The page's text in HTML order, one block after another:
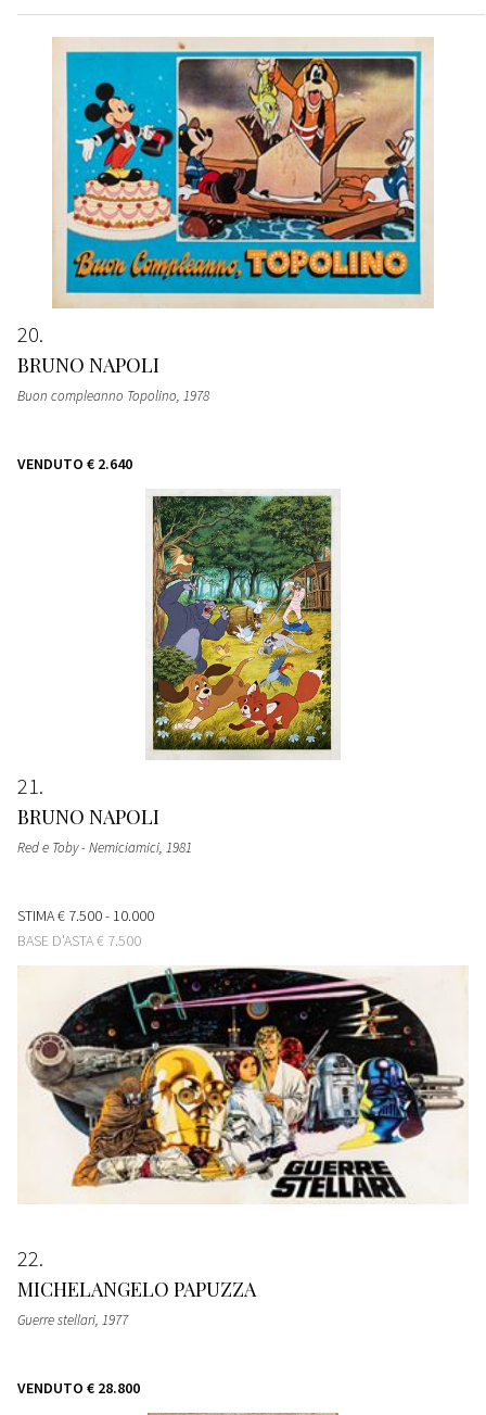
20
BRUNO NAPOLI
Buon compleanno Topolino, 1978
VENDUTO € 2.640
21
BRUNO NAPOLI
Red e Toby - Nemiciamici, 1981
STIMA€ 7.500 - 10.000
BASE D'ASTA€ 7.500
22
MICHELANGELO PAPUZZA
Guerre stellari, 1977
VENDUTO € 28.800